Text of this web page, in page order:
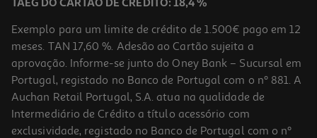
-23%
TAEG DO CARTÃO DE CRÉDITO: 18,4 %
Exemplo para um limite de crédito de 1.500€ pago em 12
meses. TAN 17,60 %. Adesão ao Cartão sujeita a
aprovação. Informe-se junto do Oney Bank – Sucursal em
Portugal, registado no Banco de Portugal com o nº 881. A
Auchan Retail Portugal, S.A. atua na qualidade de
Intermediário de Crédito a título acessório com
exclusividade, registado no Banco de Portugal com o nº